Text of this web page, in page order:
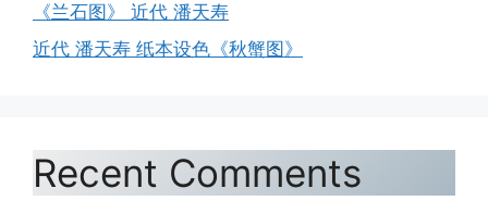
《兰石图》 近代 潘天寿
近代 潘天寿 纸本设色《秋蟹图》
Recent Comments